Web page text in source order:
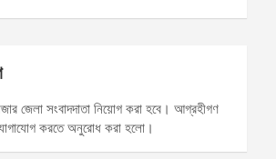
জেলা সংবাদদাতা নিয়োগ করা হবে। আগ্রহীগণ
করতে অনুরোধ করা হলো।